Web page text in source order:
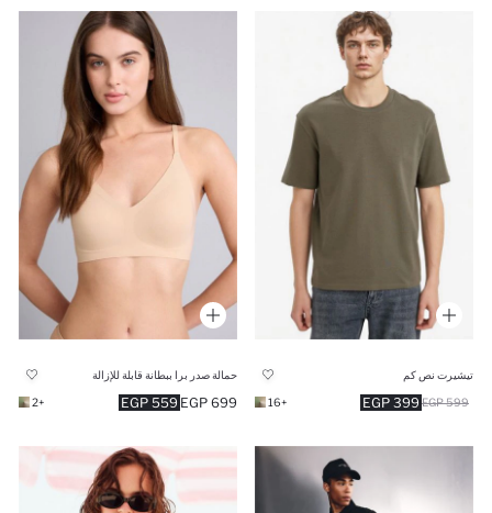
تيشيرت نص كم
399 EGP 599 EGP
+16
حمالة صدر برا ببطانة قابلة للإزالة
559 EGP 699 EGP
+2